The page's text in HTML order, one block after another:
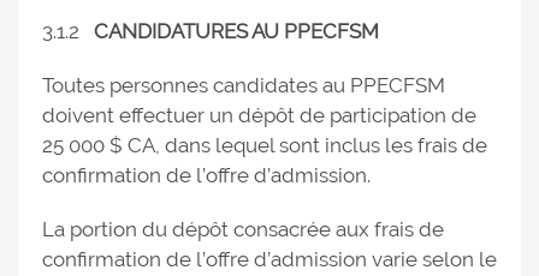
3.1.2 CANDIDATURES AU PPECFSM
Toutes personnes candidates au PPECFSM
doivent effectuer un dépôt de participation de
25 000 $ CA, dans lequel sont inclus les frais de
confirmation de l’offre d’admission.
La portion du dépôt consacrée aux frais de
confirmation de l’offre d’admission varie selon le